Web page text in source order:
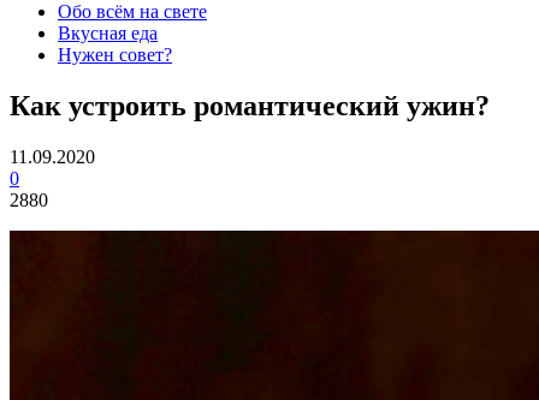
Обо всём на свете
Вкусная еда
Нужен совет?
Как устроить романтический ужин?
11.09.2020
0
2880